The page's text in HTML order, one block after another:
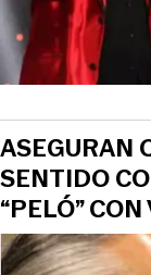
ASEGURAN
SENTIDO
“PELÓ”